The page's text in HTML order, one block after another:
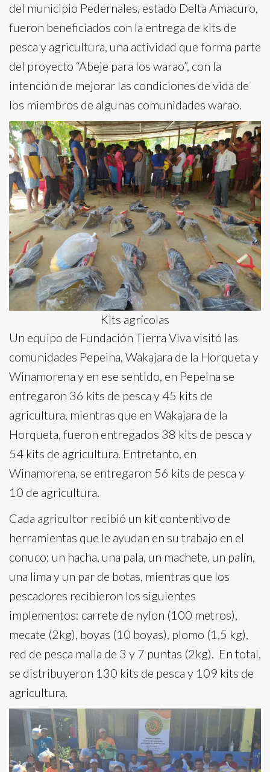
del municipio Pedernales, estado Delta Amacuro,
fueron beneficiados con la entrega de kits de
pesca y agricultura, una actividad que forma parte
del proyecto “Abeje para los warao”, con la
intención de mejorar las condiciones de vida de
los miembros de algunas comunidades warao.
Kits agrícolas
Un equipo de Fundación Tierra Viva visitó las
comunidades Pepeina, Wakajara de la Horqueta y
Winamorena y en ese sentido, en Pepeina se
entregaron 36 kits de pesca y 45 kits de
agricultura, mientras que en Wakajara de la
Horqueta, fueron entregados 38 kits de pesca y
54 kits de agricultura. Entretanto, en
Winamorena, se entregaron 56 kits de pesca y
10 de agricultura.
Cada agricultor recibió un kit contentivo de
herramientas que le ayudan en su trabajo en el
conuco: un hacha, una pala, un machete, un palín,
una lima y un par de botas, mientras que los
pescadores recibieron los siguientes
implementos: carrete de nylon (100 metros),
mecate (2kg), boyas (10 boyas), plomo (1,5 kg),
red de pesca malla de 3 y 7 puntas (2kg). En total,
se distribuyeron 130 kits de pesca y 109 kits de
agricultura.